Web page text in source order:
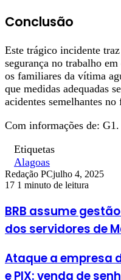
Conclusão
Este trágico incidente
segurança no trabalho
os familiares da vítima
que medidas adequadas
acidentes semelhantes no
Com informações de: G1.
Etiquetas
Alagoas
Redação PCjulho 4, 2025
17 1 minuto de leitura
BRB assume
dos servidores de
Ataque a empresa
e PIX: venda de